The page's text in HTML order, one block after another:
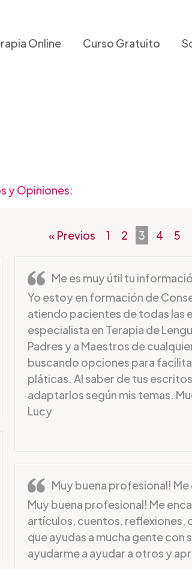
Online Curso Gratuito
y Opiniones:
« Previos 1 2 3 4 5
Me es muy útil tu
Yo estoy en formación de
atiendo pacientes de todas las
especialista en Terapia de
Padres y a Maestros de
buscando opciones para
pláticas. Al saber de tus
adaptarlos según mis temas.
Lucy
Muy buena profesional!
Muy buena profesional! Me
artículos, cuentos, reflexiones,
que ayudas a mucha gente con
ayudarme a ayudar a otros y